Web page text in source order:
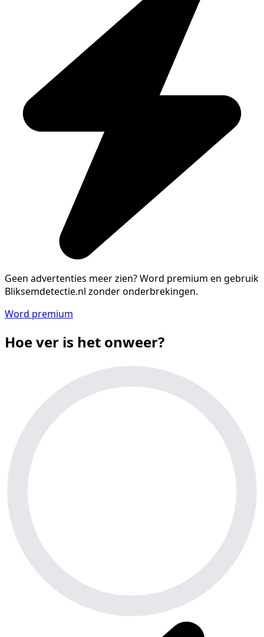
Geen advertenties meer zien?Word premium en gebruik
Bliksemdetectie.nl zonder onderbrekingen.
Word premium
Hoe ver is het onweer?